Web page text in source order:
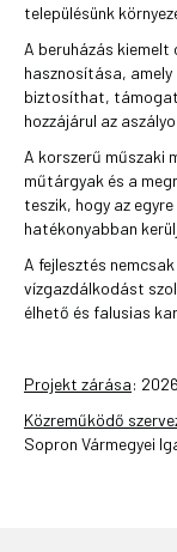
településünk
A beruházás
hasznosítása,
biztosíthat,
hozzájárul az
A korszerű műszaki
műtárgyak és a
teszik, hogy az
hatékonyabban
A fejlesztés
vízgazdálkodást
élhető és falusias
Projekt zárása:
Közreműködő
Sopron Vármegyei